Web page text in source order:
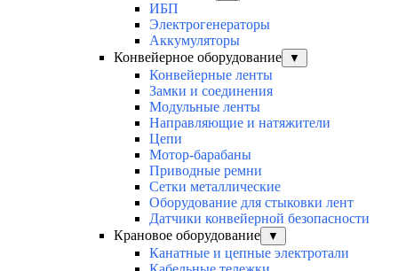
ИБП
Электрогенераторы
Аккумуляторы
Конвейерное оборудование
▼
Конвейерные ленты
Замки и соединения
Модульные ленты
Направляющие и натяжители
Цепи
Мотор-барабаны
Приводные ремни
Сетки металлические
Оборудование для стыковки лент
Датчики конвейерной безопасности
Крановое оборудование
▼
Канатные и цепные электротали